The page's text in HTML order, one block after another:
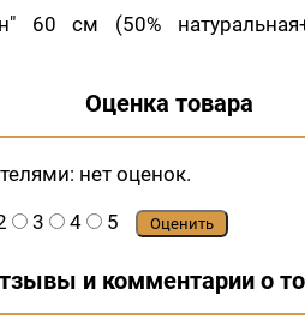
60 см (50%
Оценка товара
нет оценок.
3 4 5 Оценить
и комментарии о